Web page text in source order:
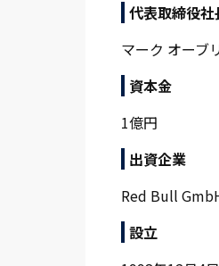
代表取締役社
マーク オーブ
資本金
1億円
出資企業
Red Bull
設立